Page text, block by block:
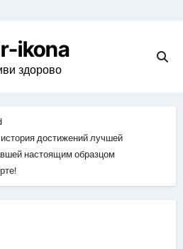
ikona
здорово
достижений лучшей
настоящим образцом